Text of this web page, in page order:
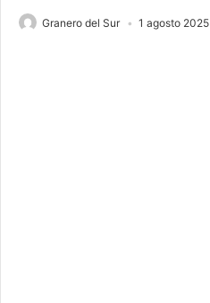
Granero del Sur 1 agosto 2025